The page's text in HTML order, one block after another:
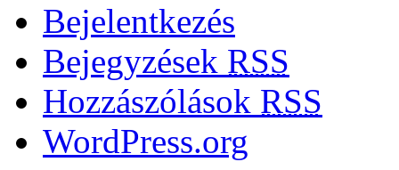
Bejelentkezés
Bejegyzések RSS
Hozzászólások RSS
WordPress.org